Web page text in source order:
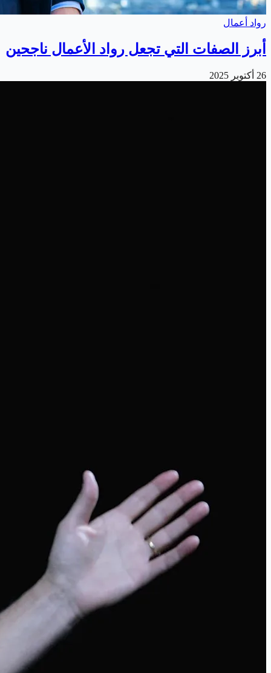
رواد أعمال
أبرز الصفات التي تجعل رواد الأعمال ناجحين
26 أكتوبر 2025